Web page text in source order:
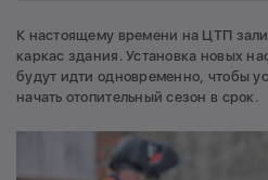
К настоящему времени на ЦТП
каркас здания. Установка новых
будут идти одновременно, чтобы
начать отопительный сезон в срок.